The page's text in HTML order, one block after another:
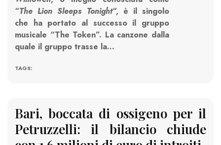
“The Lion Sleeps Tonight“, è il singolo
che ha portato al successo il gruppo
musicale “The Token”. La canzone dalla
quale il gruppo trasse la…
TAGS:
Bari, boccata di ossigeno per il
Petruzzelli: il bilancio chiude